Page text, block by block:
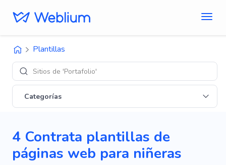
Plantillas
Sitios de 'Portafolio'
Categorías
4 Contrata plantillas de
páginas web para niñeras